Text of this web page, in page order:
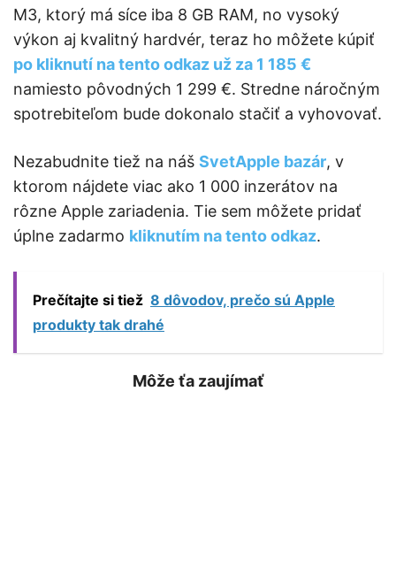
M3, ktorý má síce iba 8 GB RAM, no vysoký
výkon aj kvalitný hardvér, teraz ho môžete kúpiť
po kliknutí na tento odkaz už za 1 185 €
namiesto pôvodných 1 299 €. Stredne náročným
spotrebiteľom bude dokonalo stačiť a vyhovovať.
Nezabudnite tiež na náš SvetApple bazár, v
ktorom nájdete viac ako 1 000 inzerátov na
rôzne Apple zariadenia. Tie sem môžete pridať
úplne zadarmo kliknutím na tento odkaz.
Prečítajte si tiež 8 dôvodov, prečo sú Apple
produkty tak drahé
Môže ťa zaujímať